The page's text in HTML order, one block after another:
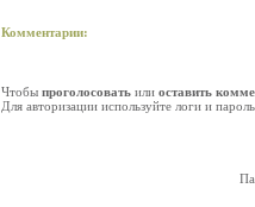
Комментарии:
Чтобы проголосовать или оставить
Для авторизации используйте логи и